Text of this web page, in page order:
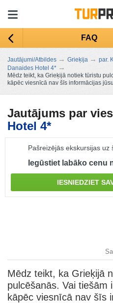
FAQ
Jautājumi/Atbildes → Grieķija → par.
Danaides Hotel 4* →
Mēdz teikt, ka Grieķijā notiek tūristu
kāpēc viesnīcā nav šīs informācijas
Jautājums par
Hotel 4*
Pašreizējās ekskursijas uz
Iegūstiet labāko cenu
IESNIEDZIET
Mēdz teikt, ka Grieķijā
pulcēšanās. Vai tiešām
kāpēc viesnīcā nav šīs